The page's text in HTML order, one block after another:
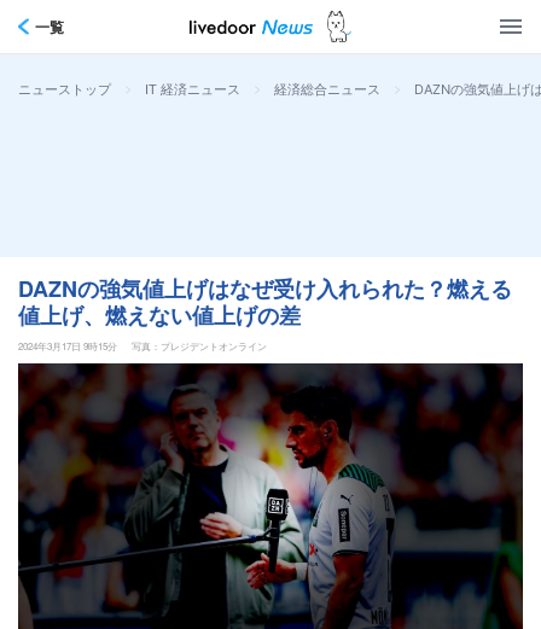
一覧
ニューストップ > IT 経済ニュース > 経済総合ニュース > DAZNの強気値上げ
DAZNの強気値上げはなぜ受け入れられた？燃える
値上げ、燃えない値上げの差
2024年3月17日 9時15分 写真：プレジデントオンライン